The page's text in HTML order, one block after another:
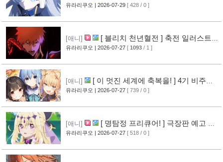
공개 [10]
유라리쿠오 | 2026-07-29 [ 428 / 0 ]
[애니]
[ 블리치 천년혈전 ] 축전 일러스트 &
오프닝 영상 공개
[14]
유라리쿠오 | 2026-07-27 [ 1093 / 1 ]
[애니]
[ 이 멋진 세계에 축복을! ] 4기 비주얼
그림 공개
[14]
유라리쿠오 | 2026-07-27 [ 739 / 0 ]
[애니]
[ 명탐정 프리큐어! ] 극장판 예고 영
상 공개
[10]
유라리쿠오 | 2026-07-27 [ 518 / 0 ]